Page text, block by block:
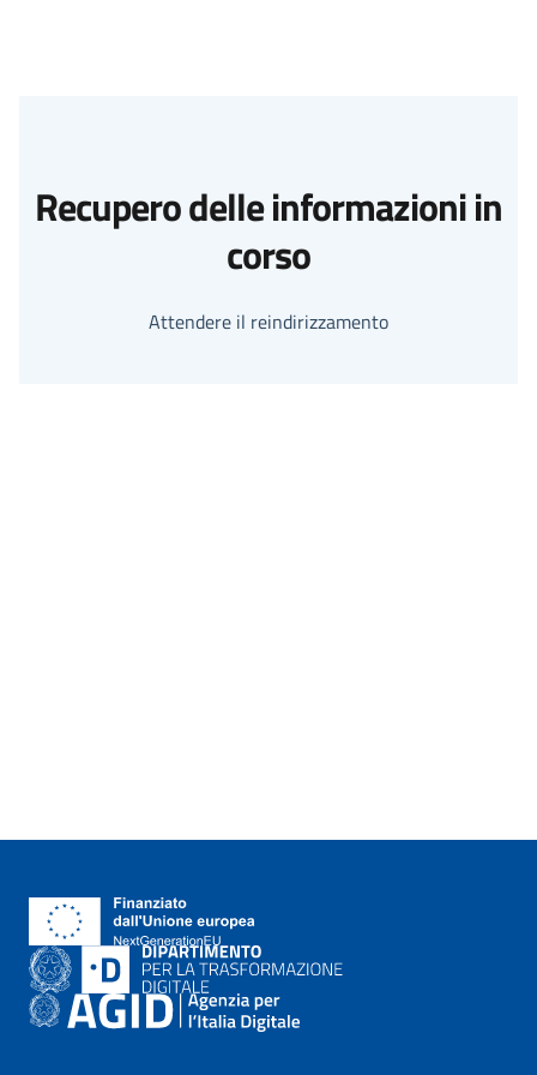
Recupero delle informazioni in
corso
Attendere il reindirizzamento